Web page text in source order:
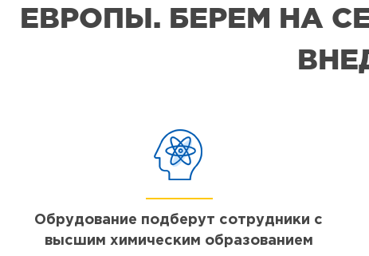
ЕВРОПЫ. БЕРЕМ НА
Обрудование подберут сотрудники с
высшим химическим образованием